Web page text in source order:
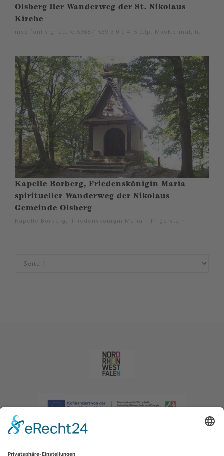
Olsberg ller Wanderweg der St. Nikolaus
Kirche
mso-font-signature:536871559 3 0 0 415 0;}p. MsoNormal, li.
Kapelle Borberg, Friedenskönigin Maria -
spiritueller Wanderweg der Nikolaus
Gemeinde Olsberg
Kapelle Borberg, Friedenskönigin Maria – Pilgerstein